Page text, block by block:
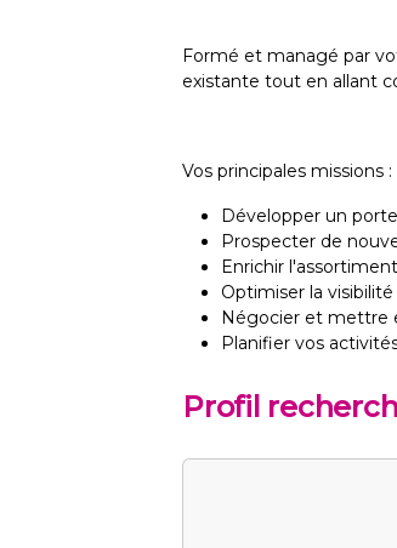
Formé et managé par
existante tout en allant
Vos principales missions :
Développer un
Prospecter de
Enrichir
Optimiser la
Négocier et mettre
Planifier vos
Profil